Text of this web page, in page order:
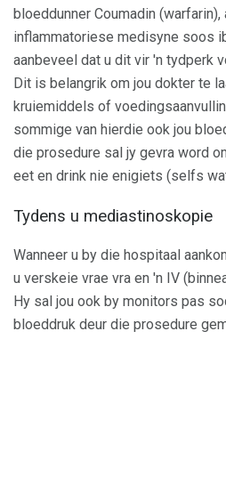
bloeddunner Coumadin
inflammatoriese medisyne soos
aanbeveel dat u dit vir 'n tydperk
Dit is belangrik om jou dokter te
kruiemiddels of
sommige van hierdie ook jou
die prosedure sal jy gevra word
eet en drink nie enigiets (selfs
Tydens u mediastinoskopie
Wanneer u by die hospitaal
u verskeie vrae vra en 'n IV
Hy sal jou ook by monitors pas
bloeddruk deur die prosedure